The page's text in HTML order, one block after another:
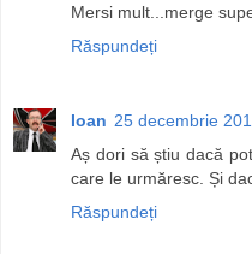
Mersi mult...merge
Răspundeți
Ioan 25 decembrie
Aș dori să știu dacă
care le urmăresc. Și
Răspundeți